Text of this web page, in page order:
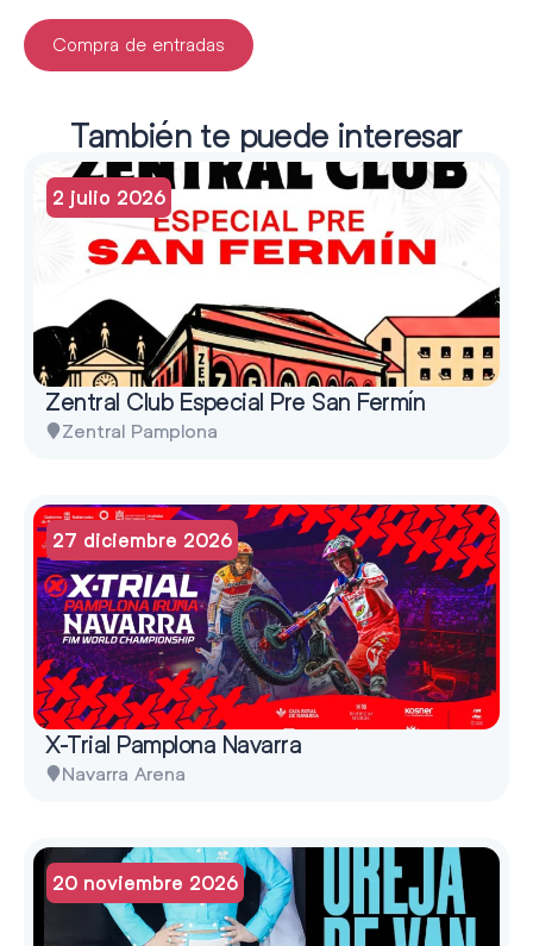
Compra de entradas
También te puede interesar
2 julio 2026
Zentral Club Especial Pre San Fermín
Zentral Pamplona
27 diciembre 2026
X-Trial Pamplona Navarra
Navarra Arena
20 noviembre 2026